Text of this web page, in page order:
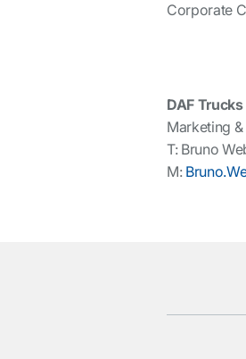
Corporate
DAF
Marketing
T: Bruno
M: